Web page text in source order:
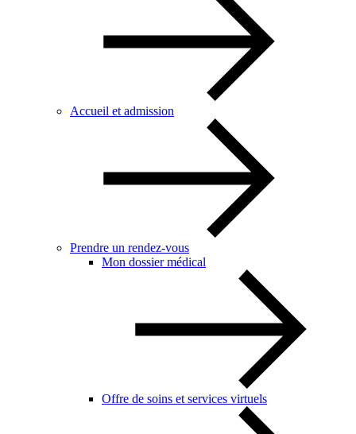
Accueil et admission
Prendre un rendez-vous
Mon dossier médical
Offre de soins et services virtuels